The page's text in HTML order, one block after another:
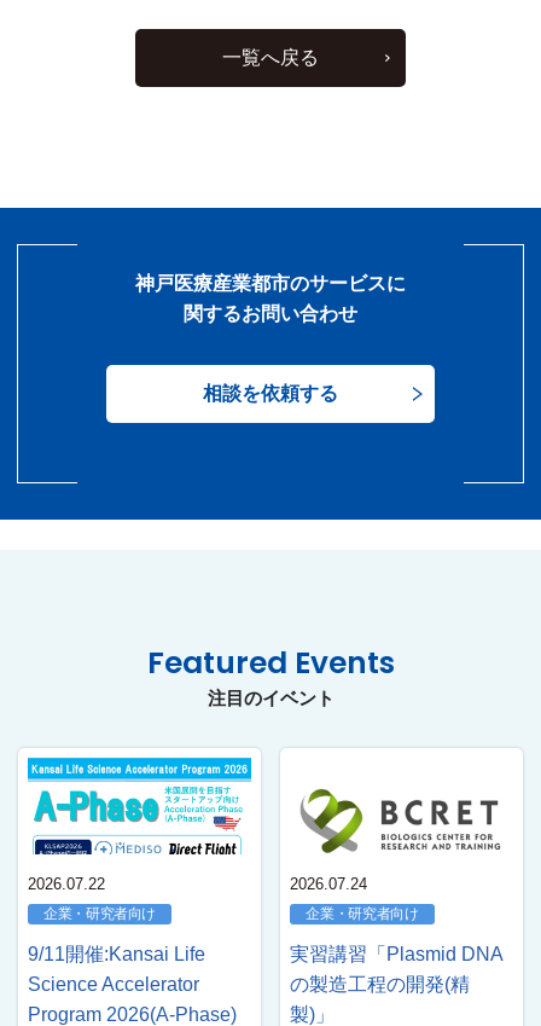
一覧へ戻る
神戸医療産業都市のサービスに
関するお問い合わせ
相談を依頼する
Featured Events
注目のイベント
2026.07.22
企業・研究者向け
9/11開催:Kansai Life
Science Accelerator
Program 2026(A-Phase)
2026.07.24
企業・研究者向け
実習講習「Plasmid DNA
の製造工程の開発(精
製)」